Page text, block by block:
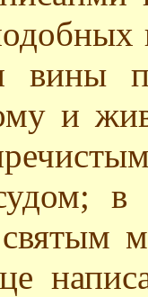
и
в